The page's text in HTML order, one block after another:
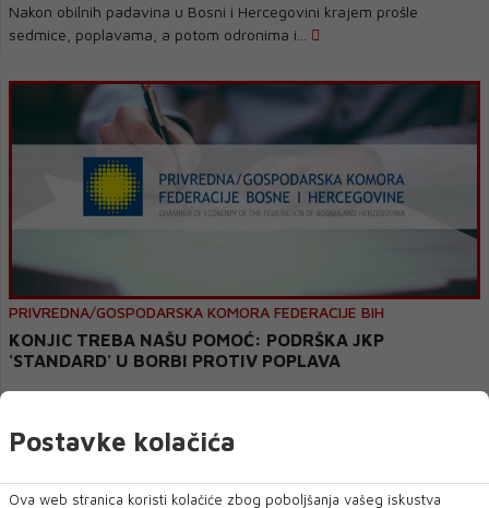
Nakon obilnih padavina u Bosni i Hercegovini krajem prošle
sedmice, poplavama, a potom odronima i...
PRIVREDNA/GOSPODARSKA KOMORA FEDERACIJE BIH
KONJIC TREBA NAŠU POMOĆ: PODRŠKA JKP
'STANDARD' U BORBI PROTIV POPLAVA
Postavke kolačića
Ova web stranica koristi kolačiće zbog poboljšanja vašeg iskustva